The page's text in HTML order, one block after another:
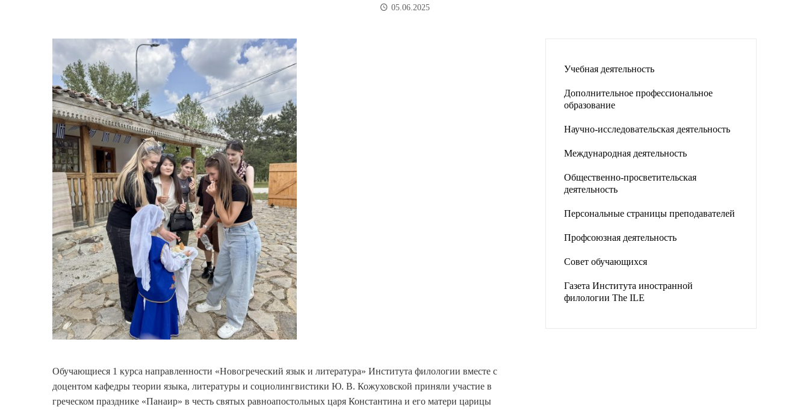
05.06.2025
Обучающиеся 1 курса направленности «Новогреческий язык и литература» Института филологии вместе с
доцентом кафедры теории языка, литературы и социолингвистики Ю. В. Кожуховской приняли участие в
греческом празднике «Панаир» в честь святых равноапостольных царя Константина и его матери царицы
Учебная деятельность
Дополнительное профессиональное
образование
Научно-исследовательская деятельность
Международная деятельность
Общественно-просветительская
деятельность
Персональные страницы преподавателей
Профсоюзная деятельность
Совет обучающихся
Газета Института иностранной
филологии The ILE